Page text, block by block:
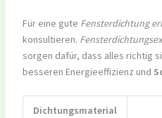
Für eine gute Fensterdichtung
konsultieren.
sorgen dafür, dass alles richtig
besseren Energieeffizienz und
Dichtungsmaterial